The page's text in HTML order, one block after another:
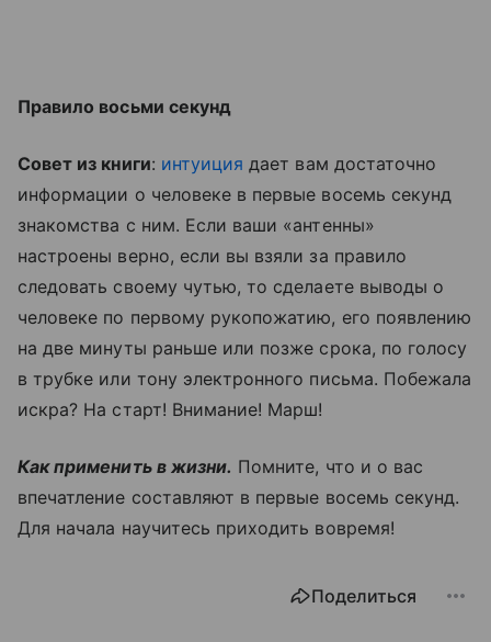
Правило восьми секунд
Совет из книги: интуиция дает вам достаточно
информации о человеке в первые восемь секунд
знакомства с ним. Если ваши «антенны»
настроены верно, если вы взяли за правило
следовать своему чутью, то сделаете выводы о
человеке по первому рукопожатию, его появлению
на две минуты раньше или позже срока, по голосу
в трубке или тону электронного письма. Побежала
искра? На старт! Внимание! Марш!
Как применить в жизни. Помните, что и о вас
впечатление составляют в первые восемь секунд.
Для начала научитесь приходить вовремя!
Поделиться